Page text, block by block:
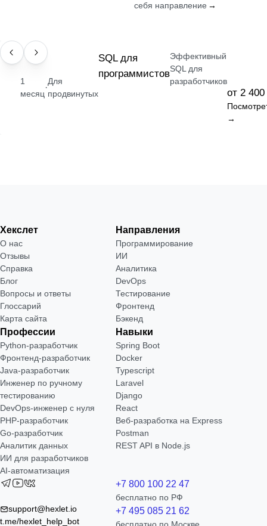
себя направление →
НАВЫК
1
месяц
·
Для
продвинутых
SQL для
программистов
Эффективный
SQL для
разработчиков
от 2
→
Хекслет
О нас
Отзывы
Справка
Блог
Вопросы и ответы
Глоссарий
Карта сайта
Направления
Программирование
ИИ
Аналитика
DevOps
Тестирование
Фронтенд
Бэкенд
Профессии
Python-разработчик
Фронтенд-разработчик
Java-разработчик
Инженер по ручному
тестированию
DevOps-инженер с нуля
РНР-разработчик
Go-разработчик
Аналитик данных
ИИ для разработчиков
AI-автоматизация
Навыки
Spring Boot
Docker
Typescript
Laravel
Django
React
Веб-разработка на Express
Postman
REST API в Node.js
support@hexlet.io
t.me/hexlet_help_bot
+7 800 100 22 47
бесплатно по РФ
+7 495 085 21 62